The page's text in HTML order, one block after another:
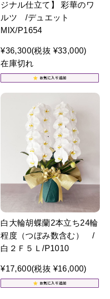
ジナル仕立て】 彩華のワ
ルツ /デュエット
MIX/P1654
¥36,300(税抜 ¥33,000)
在庫切れ
白大輪胡蝶蘭2本立ち24輪
程度（つぼみ数含む） /
白２Ｆ５Ｌ/P1010
¥17,600(税抜 ¥16,000)